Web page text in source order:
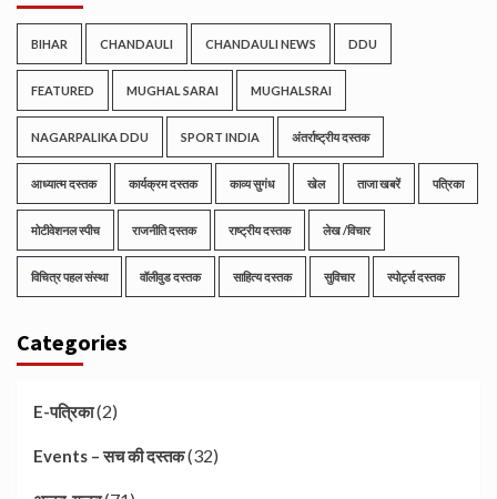
BIHAR CHANDAULI CHANDAULI NEWS DDU
FEATURED MUGHAL SARAI MUGHALSRAI
NAGARPALIKA DDU SPORT INDIA अंतर्राष्ट्रीय दस्तक
आध्यात्म दस्तक कार्यक्रम दस्तक काव्य सुगंध खेल ताजा खबरें पत्रिका
मोटीवेशनल स्पीच राजनीति दस्तक राष्ट्रीय दस्तक लेख /विचार
विचित्र पहल संस्था वॉलीवुड दस्तक साहित्य दस्तक सुविचार स्पोर्ट्स दस्तक
Categories
E-पत्रिका(2)
Events – सच की दस्तक(32)